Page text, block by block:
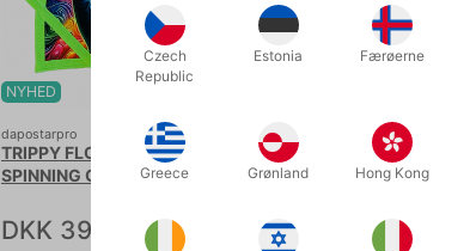
NYHED
dapostarpro
TRIPPY FLOWING STARS
SPINNING CARPET
DKK 395,00/ stk
PX3 SIRIUS
DKK 165,00
Czech
Republic
Estonia Færøerne
Greece Grønland Hong Kong